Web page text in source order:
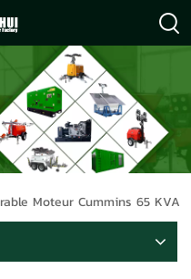
Moteur Cummins 65 KVA